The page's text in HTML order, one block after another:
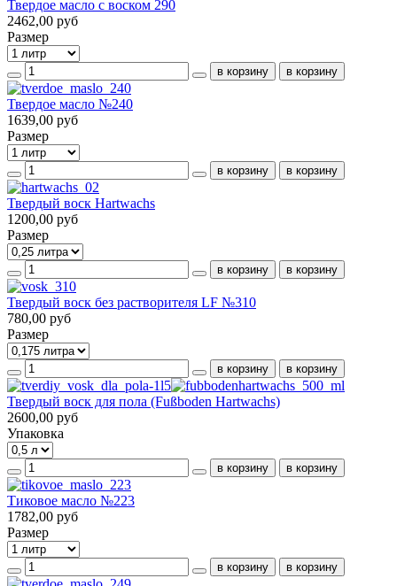
Твердое масло с воском 290
2462,00 руб
Размер
Твердое масло №240
1639,00 руб
Размер
Твердый воск Hartwachs
1200,00 руб
Размер
Твердый воск без растворителя LF №310
780,00 руб
Размер
Твердый воск для пола (Fußboden Hartwachs)
2600,00 руб
Упаковка
Тиковое масло №223
1782,00 руб
Размер